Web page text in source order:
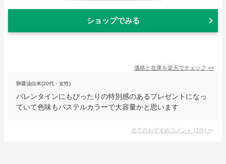
ショップでみる
価格と在庫を楽天でチェック >>
卵醤油白米(20代・女性)
バレンタインにもぴったりの特別感のあるプレゼントになっ
ていて色味もパステルカラーで大容量かと思います
全てのおすすめコメント (1件) >